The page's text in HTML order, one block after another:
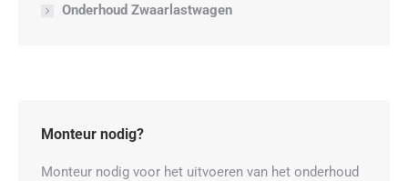
Onderhoud Zwaarlastwagen
Monteur nodig?
Monteur nodig voor het uitvoeren van het onderhoud